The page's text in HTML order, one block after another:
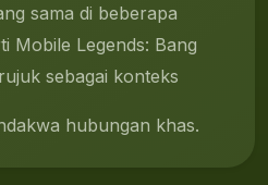
sama di beberapa
Mobile Legends: Bang
sebagai konteks
hubungan khas.